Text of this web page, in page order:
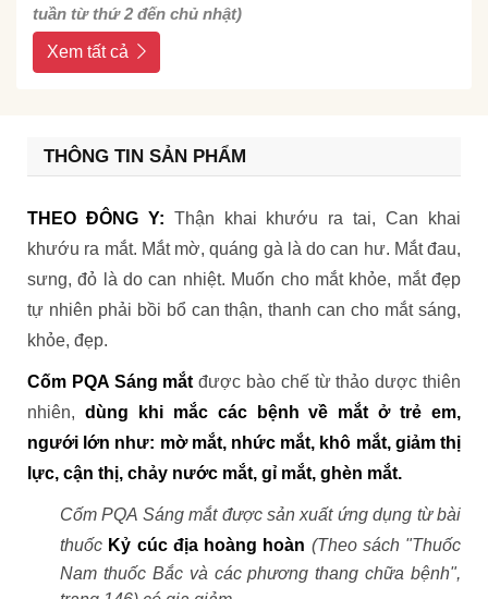
tuần từ thứ 2 đến chủ nhật)
Xem tất cả
THÔNG TIN SẢN PHẨM
THEO ĐÔNG Y: Thận khai khướu ra tai, Can khai
khướu ra mắt. Mắt mờ, quáng gà là do can hư. Mắt đau,
sưng, đỏ là do can nhiệt. Muốn cho mắt khỏe, mắt đẹp
tự nhiên phải bồi bổ can thận, thanh can cho mắt sáng,
khỏe, đẹp.
Cốm PQA Sáng mắt được bào chế từ thảo dược thiên
nhiên, dùng khi mắc các bệnh về mắt ở trẻ em,
ngưới lớn như: mờ mắt, nhức mắt, khô mắt, giảm thị
lực, cận thị, chảy nước mắt, gỉ mắt, ghèn mắt.
Cốm PQA Sáng mắt được sản xuất ứng dụng từ bài
thuốc Kỷ cúc địa hoàng hoàn (Theo sách "Thuốc
Nam thuốc Bắc và các phương thang chữa bệnh",